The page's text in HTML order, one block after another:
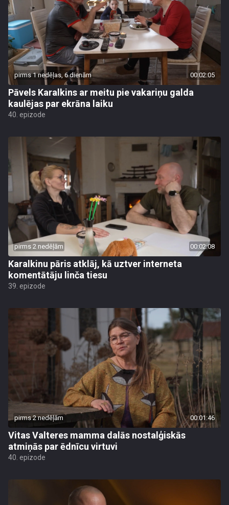
pirms 1 nedēļas, 6 dienām 00:02:05
Pāvels Karalkins ar meitu pie vakariņu galda
kaulējas par ekrāna laiku
40. epizode
pirms 2 nedēļām 00:02:08
Karalkinu pāris atklāj, kā uztver interneta
komentātāju linča tiesu
39. epizode
pirms 2 nedēļām 00:01:46
Vitas Valteres mamma dalās nostalģiskās
atmiņās par ēdnīcu virtuvi
40. epizode